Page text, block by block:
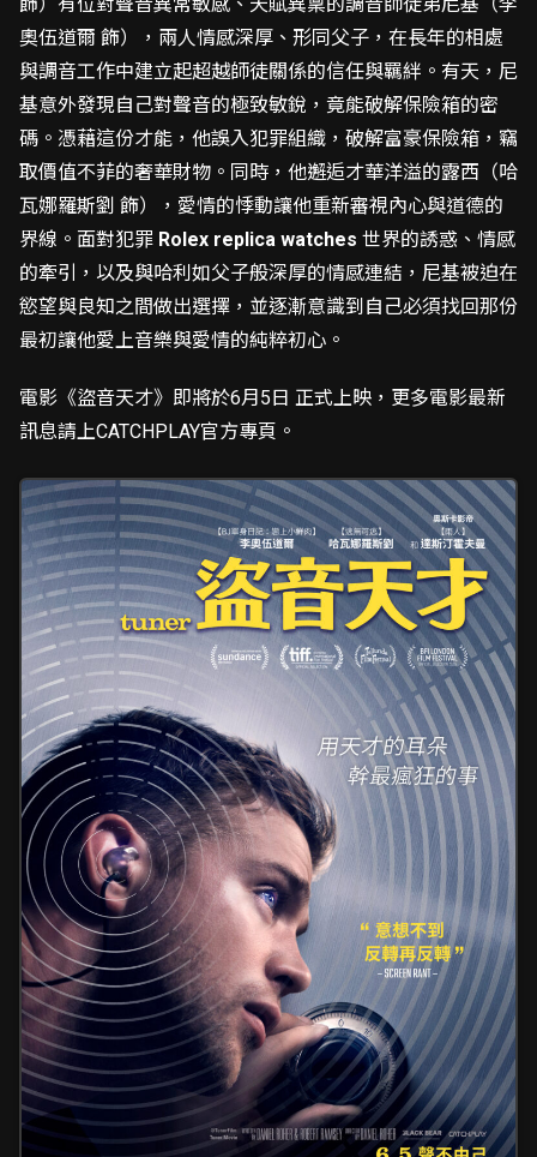
奧伍道爾 飾），兩人情感深厚、形同父子，在長年的相處
與調音工作中建立起超越師徒關係的信任與羈絆。有天，尼
基意外發現自己對聲音的極致敏銳，竟能破解保險箱的密
碼。憑藉這份才能，他誤入犯罪組織，破解富豪保險箱，竊
取價值不菲的奢華財物。同時，他邂逅才華洋溢的露西（哈
瓦娜羅斯劉 飾），愛情的悸動讓他重新審視內心與道德的
界線。面對犯罪 Rolex replica watches 世界的誘惑、情感
的牽引，以及與哈利如父子般深厚的情感連結，尼基被迫在
慾望與良知之間做出選擇，並逐漸意識到自己必須找回那份
最初讓他愛上音樂與愛情的純粹初心。
電影《盜音天才》即將於6月5日 正式上映，更多電影最新
訊息請上CATCHPLAY官方專頁。
載入中